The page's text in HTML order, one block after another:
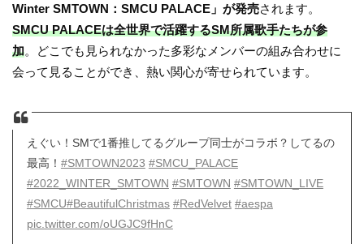
Winter SMTOWN：SMCU PALACE」が発売されます。
SMCU PALACEは全世界で活躍するSM所属歌手たちが参
加。どこでも見られなかった多彩なメンバーの組み合わせに
会って見ることができ、熱い関心が寄せられています。
えぐい！SMで1番推してるグループ同士がコラボ？してるの
最高！ #SMTOWN2023 #SMCU_PALACE
#2022_WINTER_SMTOWN #SMTOWN #SMTOWN_LIVE
#SMCU#BeautifulChristmas #RedVelvet #aespa
pic.twitter.com/oUGJC9fHnC